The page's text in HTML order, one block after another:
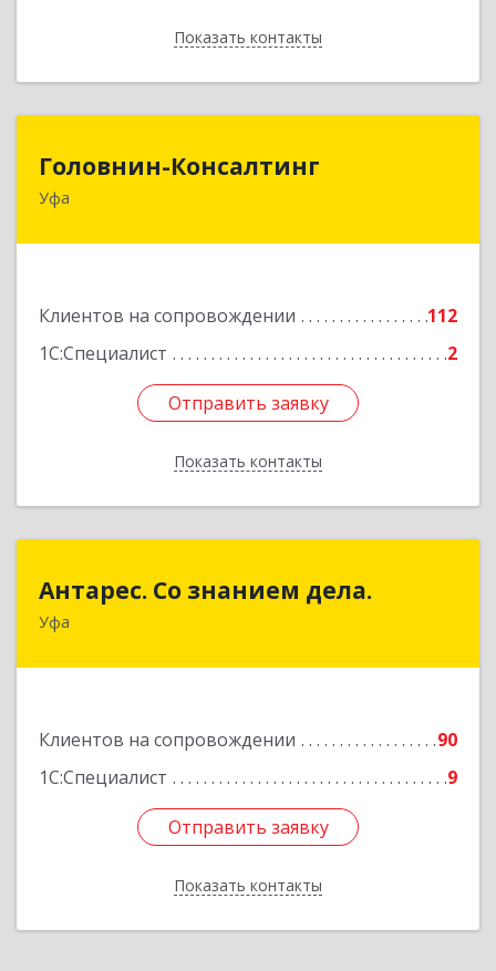
Показать контакты
Назад
Головнин-Консалтинг
Уфа
Клиентов на сопровождении
112
1С:Специалист
2
Отправить заявку
Показать контакты
450006, Башкортостан Респ, Уфа г, Ленина ул,
Отправить заявку
Назад
Антарес. Со знанием дела.
Уфа
Клиентов на сопровождении
90
1С:Специалист
9
Отправить заявку
Показать контакты
Отправить заявку
Назад